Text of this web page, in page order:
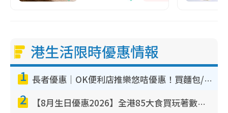
港生活限時優惠情報
1 長者優惠｜OK便利店推樂悠咭優惠！買麵包/牛奶/保健品拍卡即減
2 【8月生日優惠2026】全港85大食買玩著數攻略 自助餐/火鍋放題同行免費＋誠品/DONKI送現金券